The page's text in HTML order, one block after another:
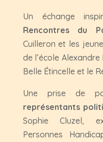
Un échange
Rencontres du
Cuilleron et les
de l’école
Belle Étincelle et le
Une prise de
représentants
Sophie Cluzel,
Personnes